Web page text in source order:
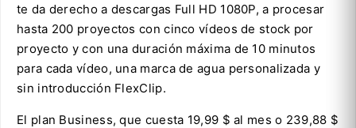
te da derecho a descargas Full HD 1080P, a procesar
hasta 200 proyectos con cinco vídeos de stock por
proyecto y con una duración máxima de 10 minutos
para cada vídeo, una marca de agua personalizada y
sin introducción FlexClip.
El plan Business, que cuesta 19,99 $ al mes o 239,88 $